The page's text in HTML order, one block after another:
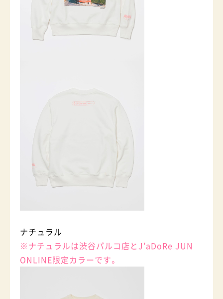
ナチュラル
※ナチュラルは渋谷パルコ店とJ’aDoRe JUN
ONLINE限定カラーです。